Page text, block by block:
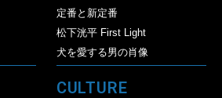
定番と新定番
松下洸平 First Light
犬を愛する男の肖像
CULTURE